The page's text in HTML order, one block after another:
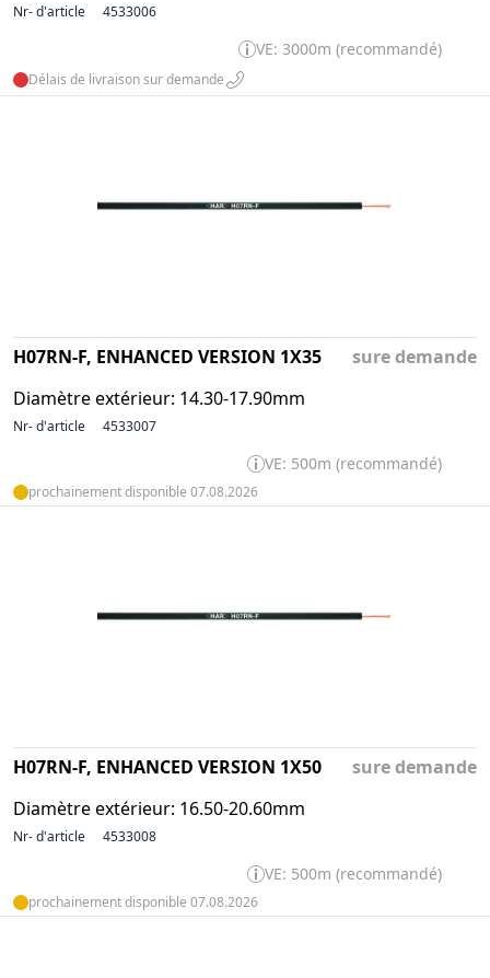
Nr- d'article 4533006
VE: 3000m (recommandé)
Délais de livraison sur demande
H07RN-F, ENHANCED VERSION 1X35
Diamètre extérieur: 14.30-17.90mm
sure demande
Nr- d'article 4533007
VE: 500m (recommandé)
prochainement disponible 07.08.2026
H07RN-F, ENHANCED VERSION 1X50
Diamètre extérieur: 16.50-20.60mm
sure demande
Nr- d'article 4533008
VE: 500m (recommandé)
prochainement disponible 07.08.2026